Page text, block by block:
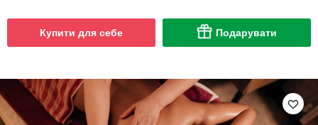
Купити для себе Подарувати